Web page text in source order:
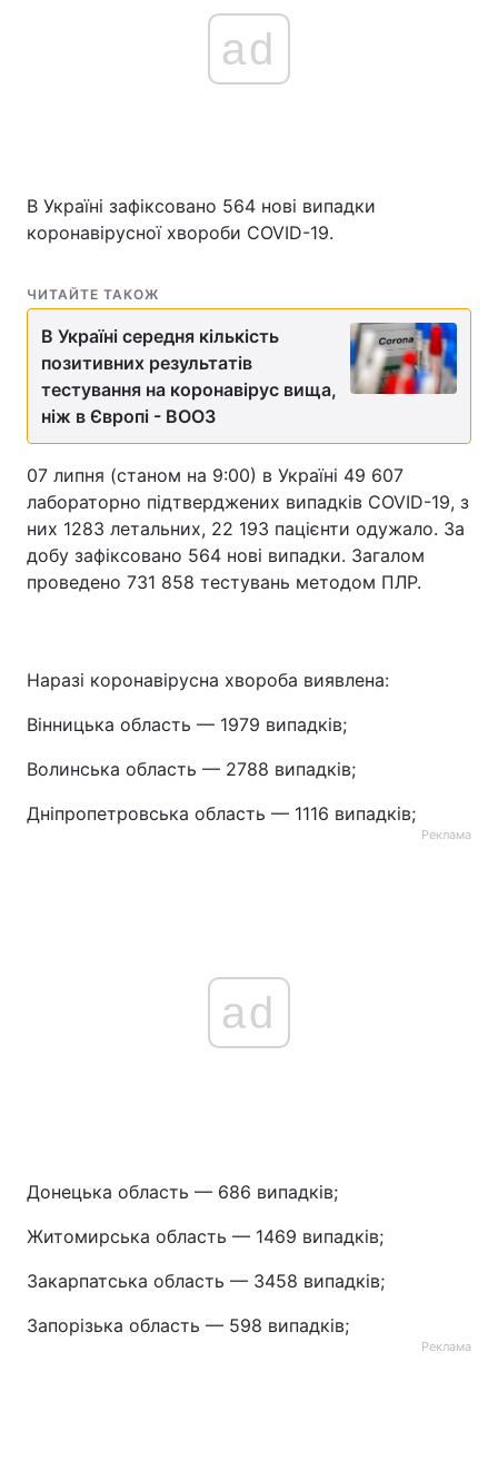
ad
В Україні зафіксовано 564 нові випадки
коронавірусної хвороби COVID-19.
ЧИТАЙТЕ ТАКОЖ
В Україні середня кількість
позитивних результатів
тестування на коронавірус вища,
ніж в Європі - ВООЗ
07 липня (станом на 9:00) в Україні 49 607
лабораторно підтверджених випадків COVID-19, з
них 1283 летальних, 22 193 пацієнти одужало. За
добу зафіксовано 564 нові випадки. Загалом
проведено 731 858 тестувань методом ПЛР.
Наразі коронавірусна хвороба виявлена:
Вінницька область — 1979 випадків;
Волинська область — 2788 випадків;
Дніпропетровська область — 1116 випадків;
Реклама
ad
Донецька область — 686 випадків;
Житомирська область — 1469 випадків;
Закарпатська область — 3458 випадків;
Запорізька область — 598 випадків;
Реклама